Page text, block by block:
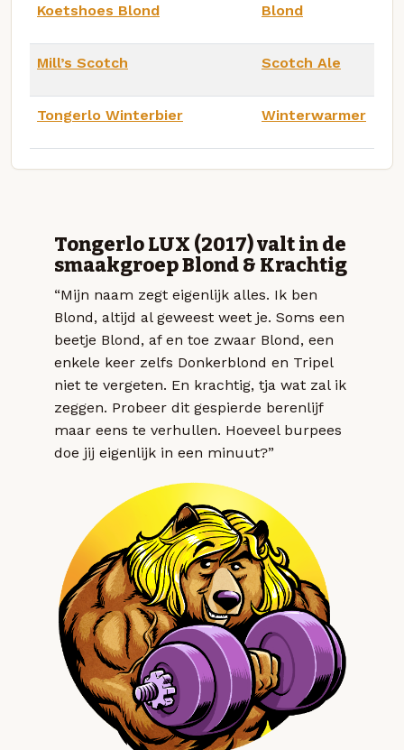
Koetshoes Blond Blond
Mill’s Scotch Scotch Ale
Tongerlo Winterbier Winterwarmer
Tongerlo LUX (2017) valt in de
smaakgroep Blond & Krachtig
“Mijn naam zegt eigenlijk alles. Ik ben
Blond, altijd al geweest weet je. Soms een
beetje Blond, af en toe zwaar Blond, een
enkele keer zelfs Donkerblond en Tripel
niet te vergeten. En krachtig, tja wat zal ik
zeggen. Probeer dit gespierde berenlijf
maar eens te verhullen. Hoeveel burpees
doe jij eigenlijk in een minuut?”